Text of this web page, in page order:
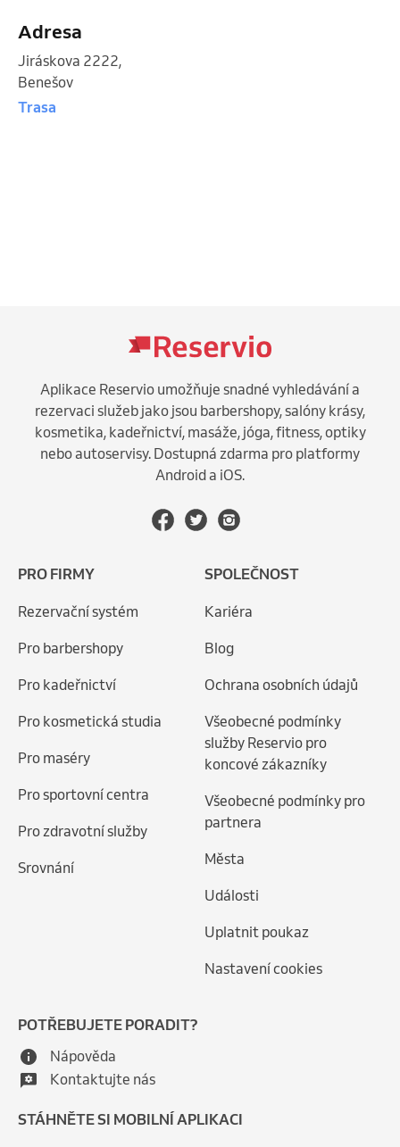
Adresa
Jiráskova 2222,
Benešov
Trasa
Aplikace Reservio umožňuje snadné vyhledávání a
rezervaci služeb jako jsou barbershopy, salóny krásy,
kosmetika, kadeřnictví, masáže, jóga, fitness, optiky
nebo autoservisy. Dostupná zdarma pro platformy
Android a iOS.
PRO FIRMY
Rezervační systém
Pro barbershopy
Pro kadeřnictví
Pro kosmetická studia
Pro maséry
Pro sportovní centra
Pro zdravotní služby
Srovnání
SPOLEČNOST
Kariéra
Blog
Ochrana osobních údajů
Všeobecné podmínky
služby Reservio pro
koncové zákazníky
Všeobecné podmínky pro
partnera
Města
Události
Uplatnit poukaz
Nastavení cookies
POTŘEBUJETE PORADIT?
Nápověda
Kontaktujte nás
STÁHNĚTE SI MOBILNÍ APLIKACI